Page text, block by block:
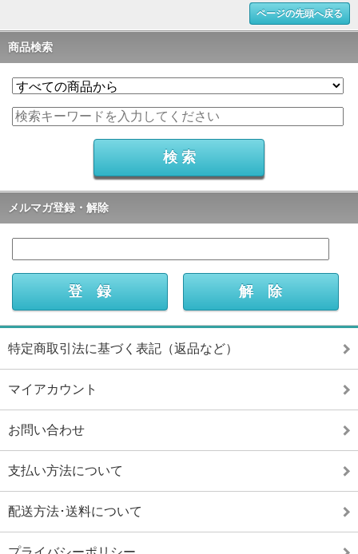
ページの先頭へ戻る
商品検索
メルマガ登録・解除
特定商取引法に基づく表記（返品など）
マイアカウント
お問い合わせ
支払い方法について
配送方法･送料について